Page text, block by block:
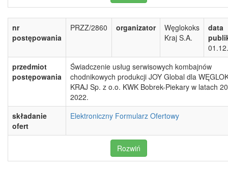
nr
postępowania
PRZZ/2860 organizator
Węglokoks
Kraj S.A.
data
przedmiot
postępowania
Świadczenie usług serwisowych kombajnów
chodnikowych produkcji JOY Global dla
KRAJ Sp. z o.o. KWK Bobrek-Piekary w latach
2022.
składanie
ofert
Elektroniczny Formularz Ofertowy
Rozwiń